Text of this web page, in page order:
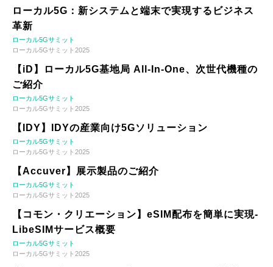
ローカル5G：新システムと端末で実現するビジネス
革新
ローカル5Gサミット
ローカル5Gサミット2025
【iD】ローカル5G基地局 All-In-One、次世代機種の
ご紹介
ローカル5Gサミット
ローカル5Gサミット2025
【IDY】IDYの産業向け5Gソリューション
ローカル5Gサミット
ローカル5Gサミット2025
【Accuver】展示製品のご紹介
ローカル5Gサミット
ローカル5Gサミット2025
【コモン・クリエーション】eSIM配布を簡単に実現-
LibeSIMサービス概要
ローカル5Gサミット
ローカル5Gサミット2025